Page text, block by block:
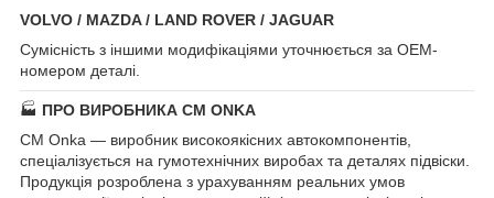
VOLVO / MAZDA / LAND ROVER / JAGUAR
Сумісність з іншими модифікаціями уточнюється за OEM-
номером деталі.
🏭 ПРО ВИРОБНИКА CM ONKA
CM Onka — виробник високоякісних автокомпонентів,
спеціалізується на гумотехнічних виробах та деталях підвіски.
Продукція розроблена з урахуванням реальних умов